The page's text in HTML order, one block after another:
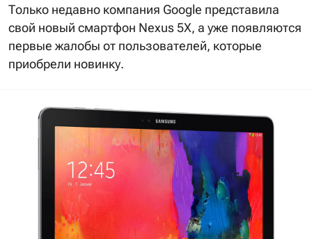
Только недавно компания Google представила
свой новый смартфон Nexus 5X, а уже появляются
первые жалобы от пользователей, которые
приобрели новинку.